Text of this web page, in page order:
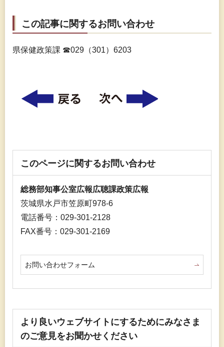
この記事に関するお問い合わせ
県保健政策課 ☎029（301）6203
このページに関するお問い合わせ
総務部知事公室広報広聴課政策広報
茨城県水戸市笠原町978-6
電話番号：029-301-2128
FAX番号：029-301-2169
お問い合わせフォーム
より良いウェブサイトにするためにみなさま
のご意見をお聞かせください